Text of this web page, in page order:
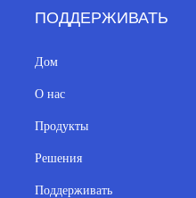
ПОДДЕРЖИВАТЬ
Дом
О нас
Продукты
Решения
Поддерживать